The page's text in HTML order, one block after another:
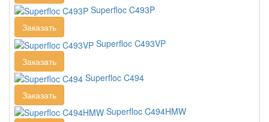
Superfloc C493P
Заказать
Superfloc C493VP
Заказать
Superfloc C494
Заказать
Superfloc C494HMW